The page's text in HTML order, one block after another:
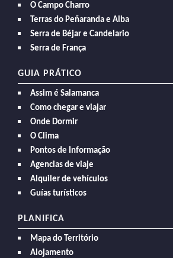
O Campo Charro
Terras do Peñaranda e Alba
Serra de Béjar e Candelario
Serra de França
GUIA PRÁTICO
Assim é Salamanca
Como chegar e viajar
Onde Dormir
O Clima
Pontos de Informação
Agencias de viaje
Alquiler de vehículos
Guías turísticos
PLANIFICA
Mapa do Território
Alojamento